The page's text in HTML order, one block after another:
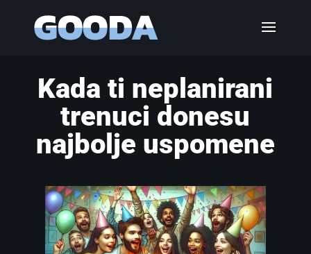
Kada ti neplanirani
trenuci donesu
najbolje uspomene